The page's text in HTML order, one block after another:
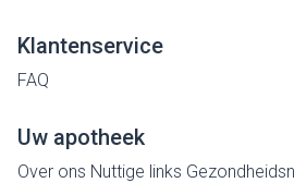
Klantenservice
FAQ
Uw apotheek
Over ons Nuttige links